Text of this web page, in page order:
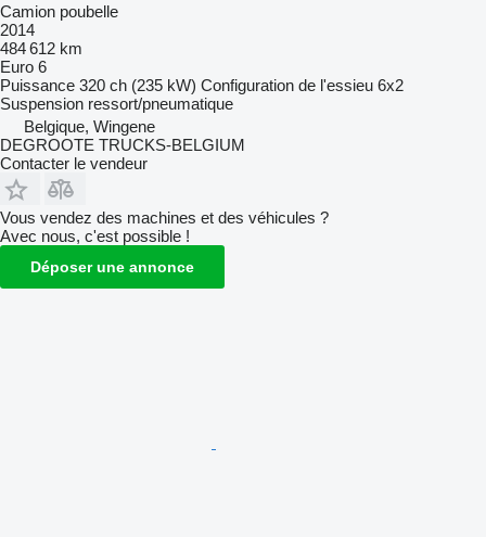
Camion poubelle
2014
484 612 km
Euro 6
Puissance 320 ch (235 kW) Configuration de l'essieu 6x2
Suspension ressort/pneumatique
Belgique, Wingene
DEGROOTE TRUCKS-BELGIUM
Contacter le vendeur
Vous vendez des machines et des véhicules ?
Avec nous, c'est possible !
Déposer une annonce